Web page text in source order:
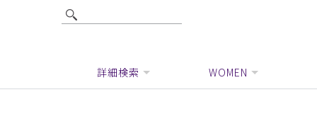
詳細検索 WOMEN